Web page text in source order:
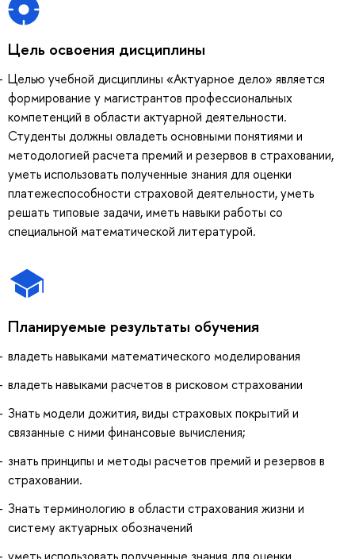
Цель освоения дисциплины
Целью учебной дисциплины «Актуарное дело» является
формирование у магистрантов профессиональных
компетенций в области актуарной деятельности.
Студенты должны овладеть основными понятиями и
методологией расчета премий и резервов в страховании,
уметь использовать полученные знания для оценки
платежеспособности страховой деятельности, уметь
решать типовые задачи, иметь навыки работы со
специальной математической литературой.
Планируемые результаты обучения
владеть навыками математического моделирования
владеть навыками расчетов в рисковом страховании
Знать модели дожития, виды страховых покрытий и
связанные с ними финансовые вычисления;
знать принципы и методы расчетов премий и резервов в
страховании.
Знать терминологию в области страхования жизни и
систему актуарных обозначений